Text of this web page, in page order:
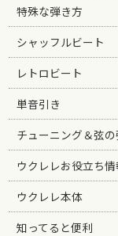
特殊な弾き方
シャッフルビート
レトロビート
単音引き
チューニング＆弦
ウクレレお役立ち情
ウクレレ本体
知ってると便利